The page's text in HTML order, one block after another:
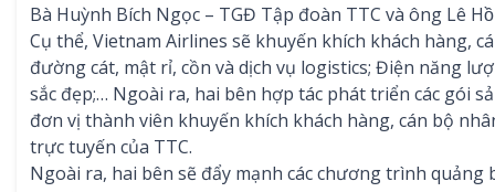
Bà Huỳnh Bích Ngọc – TGĐ Tập đoàn TTC và ông Lê
Cụ thể, Vietnam Airlines sẽ khuyến khích khách hàng,
đường cát, mật rỉ, cồn và dịch vụ logistics; Điện năng
sắc đẹp;… Ngoài ra, hai bên hợp tác phát triển các gói
đơn vị thành viên khuyến khích khách hàng, cán bộ
trực tuyến của TTC.
Ngoài ra, hai bên sẽ đẩy mạnh các chương trình